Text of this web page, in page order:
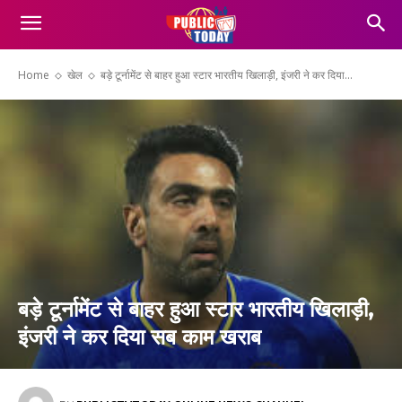
Home खेल बड़े टूर्नामेंट से बाहर हुआ स्टार भारतीय खिलाड़ी, इंजरी ने कर दिया...
बड़े टूर्नामेंट से बाहर हुआ स्टार भारतीय खिलाड़ी,
इंजरी ने कर दिया सब काम खराब